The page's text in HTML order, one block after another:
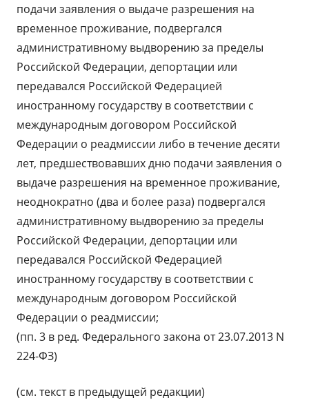
подачи заявления о выдаче разрешения на
временное проживание, подвергался
административному выдворению за пределы
Российской Федерации, депортации или
передавался Российской Федерацией
иностранному государству в соответствии с
международным договором Российской
Федерации о реадмиссии либо в течение десяти
лет, предшествовавших дню подачи заявления о
выдаче разрешения на временное проживание,
неоднократно (два и более раза) подвергался
административному выдворению за пределы
Российской Федерации, депортации или
передавался Российской Федерацией
иностранному государству в соответствии с
международным договором Российской
Федерации о реадмиссии;
(пп. 3 в ред. Федерального закона от 23.07.2013 N
224-ФЗ)
(см. текст в предыдущей редакции)